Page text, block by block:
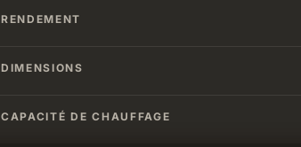
RENDEMENT
DIMENSIONS
CAPACITÉ DE CHAUFFAGE